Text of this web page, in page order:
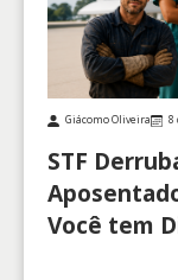
Giácomo Oliveira 8
STF
Você tem